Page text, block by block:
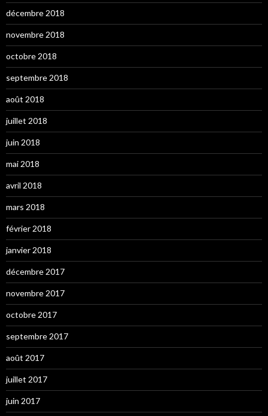
décembre 2018
novembre 2018
octobre 2018
septembre 2018
août 2018
juillet 2018
juin 2018
mai 2018
avril 2018
mars 2018
février 2018
janvier 2018
décembre 2017
novembre 2017
octobre 2017
septembre 2017
août 2017
juillet 2017
juin 2017